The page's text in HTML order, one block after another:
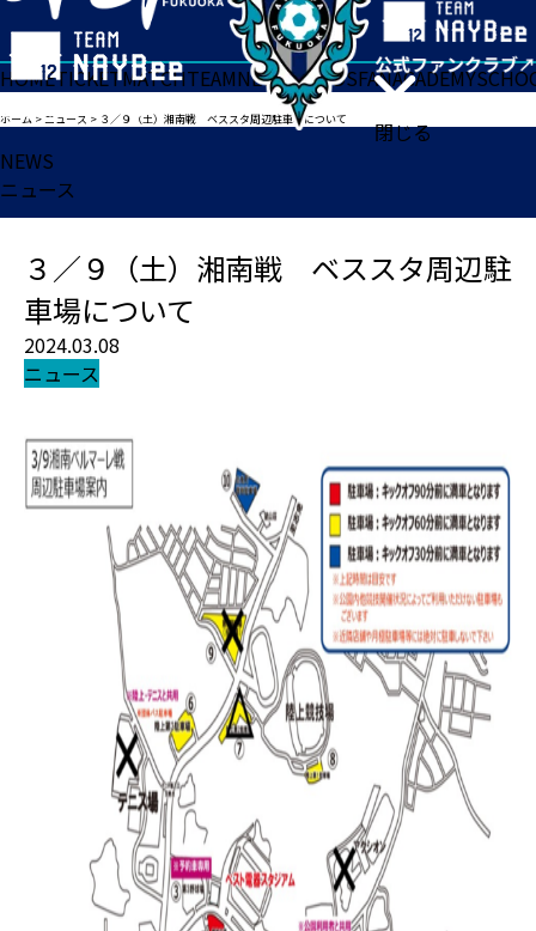
閉じる
HOMETICKETMATCHTEAMNEWSGOODSFANACADEMY
ホーム >ニュース > ３／９（土）湘南戦 ベススタ周辺駐車場について
NEWS
ニュース
３／９（土）湘南戦 ベススタ周辺駐
車場について
2024.03.08
ニュース